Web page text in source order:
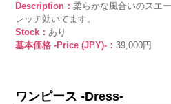
Description：柔らかな風合いのスエ
レッチ効いてます。
Stock：あり
基本価格 -Price (JPY)-：39,000円
ワンピース -Dress-